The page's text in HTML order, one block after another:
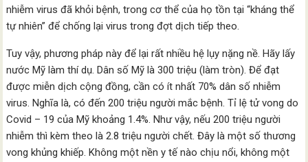
nhiễm virus đã khỏi bệnh, trong cơ thể của họ tồn tại “kháng thể
tự nhiên” để chống lại virus trong đợt dịch tiếp theo.
Tuy vậy, phương pháp này để lại rất nhiều hệ lụy nặng nề. Hãy lấy
nước Mỹ làm thí dụ. Dân số Mỹ là 300 triệu (làm tròn). Để đạt
được miễn dịch cộng đồng, cần có ít nhất 70% dân số nhiễm
virus. Nghĩa là, có đến 200 triệu người mắc bệnh. Tỉ lệ tử vong do
Covid – 19 của Mỹ khoảng 1.4%. Như vậy, nếu 200 triệu người
nhiễm thì kèm theo là 2.8 triệu người chết. Đây là một số thương
vong khủng khiếp. Không một nền y tế nào chịu nổi, không một